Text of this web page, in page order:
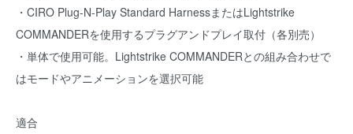
・CIRO Plug-N-Play Standard HarnessまたはLightstrike
COMMANDERを使用するプラグアンドプレイ取付（各別売）
・単体で使用可能。Lightstrike COMMANDERとの組み合わせで
はモードやアニメーションを選択可能
適合